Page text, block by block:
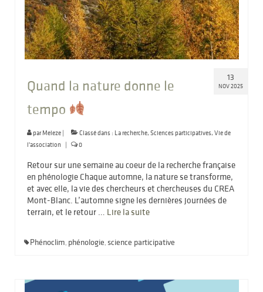
13
NOV 2025
Quand la nature donne le
tempo
parMeleze | Classé dans : La recherche, Sciences participatives, Vie de
l'association
| 0
Retour sur une semaine au coeur de la recherche française
en phénologie Chaque automne, la nature se transforme,
et avec elle, la vie des chercheurs et chercheuses du CREA
Mont-Blanc. L’automne signe les dernières journées de
terrain, et le retour … Lire la suite­­
Phénoclim, phénologie, science participative